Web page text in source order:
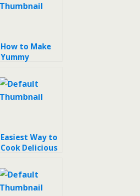
mint, jahe)
How to Make
Yummy
Jahe (minuman
herbal untuk
masuk angin)
Easiest Way to
Cook Delicious
herbal untuk
batuk dan flu